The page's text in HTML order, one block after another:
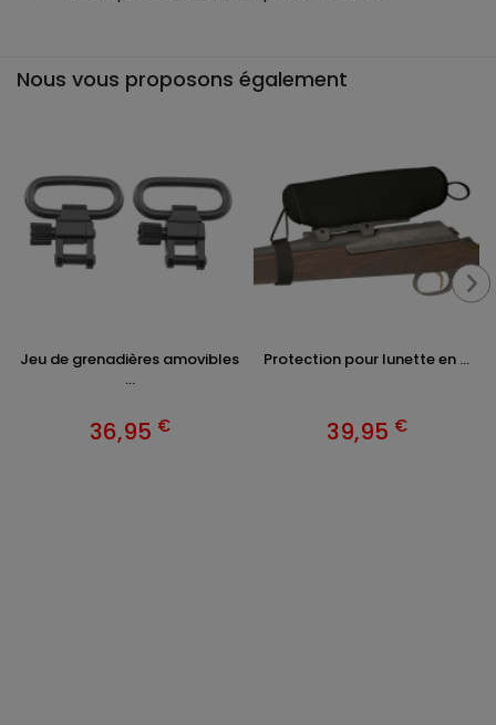
Nous vous proposons également
Jeu de grenadières amovibles
...
36,95 €
Protection pour lunette en ...
39,95 €